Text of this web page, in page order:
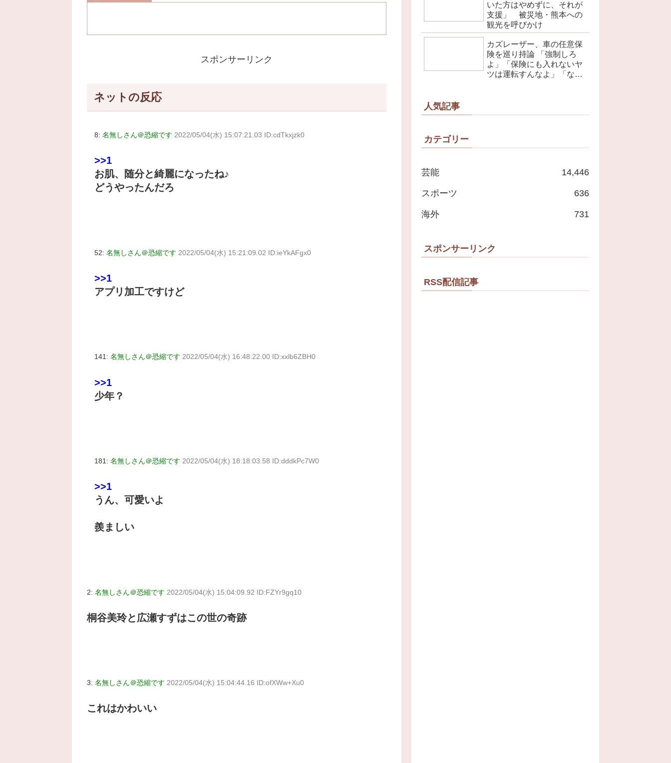
スポンサーリンク
ネットの反応
8: 名無しさん＠恐縮です 2022/05/04(水) 15:07:21.03 ID:cdTkxjzk0
>>1
お肌、随分と綺麗になったね♪
どうやったんだろ
52: 名無しさん＠恐縮です 2022/05/04(水) 15:21:09.02 ID:ieYkAFgx0
>>1
アプリ加工ですけど
141: 名無しさん＠恐縮です 2022/05/04(水) 16:48:22.00 ID:xxlb6ZBH0
>>1
少年？
181: 名無しさん＠恐縮です 2022/05/04(水) 18:18:03.58 ID:dddkPc7W0
>>1
うん、可愛いよ
羨ましい
2: 名無しさん＠恐縮です 2022/05/04(水) 15:04:09.92 ID:FZYr9gq10
桐谷美玲と広瀬すずはこの世の奇跡
3: 名無しさん＠恐縮です 2022/05/04(水) 15:04:44.16 ID:ofXWw+Xu0
これはかわいい
いた方はやめずに、それが
支援」 被災地・熊本への
観光を呼びかけ
カズレーザー、車の任意保
険を巡り持論 「強制しろ
よ」「保険にも入れないヤ
ツは運転すんなよ」「なん
人気記事
カテゴリー
芸能 14,446
スポーツ 636
海外 731
スポンサーリンク
RSS配信記事